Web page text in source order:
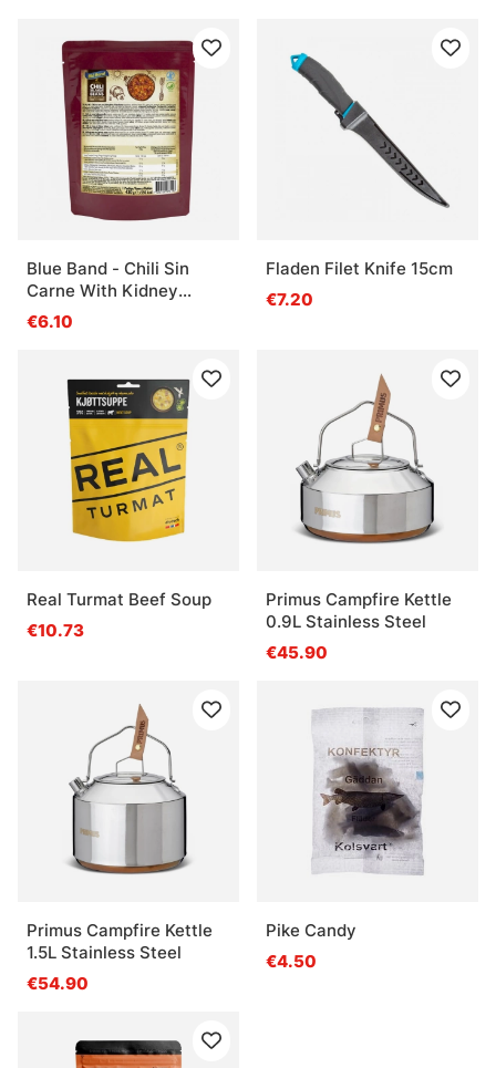
Blue Band - Chili Sin
Carne With Kidney
Beans
€6.10
Fladen Filet Knife 15cm
€7.20
Real Turmat Beef Soup
€10.73
Primus Campfire Kettle
0.9L Stainless Steel
€45.90
Primus Campfire Kettle
1.5L Stainless Steel
€54.90
Pike Candy
€4.50